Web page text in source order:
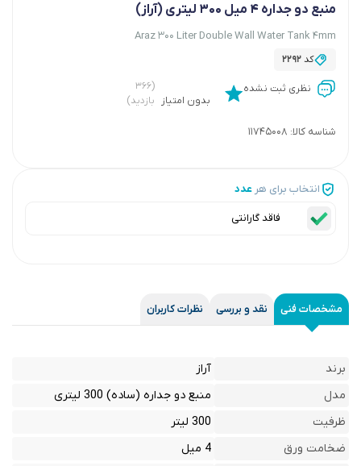
منبع دو جداره 4 میل 300 لیتری (آراز)
Araz 300 Liter Double Wall Water Tank 4mm
کد2292
نظری ثبت نشده
بدون امتیاز
(۳۶۶
بازدید)
شناسه کالا: 11745008
انتخاب برای هر عدد
فاقد گارانتی
مشخصات فنی نقد و بررسی نظرات کاربران
برند
آراز
مدل
منبع دو جداره (ساده) 300 لیتری
ظرفیت
300 لیتر
ضخامت ورق
4 میل